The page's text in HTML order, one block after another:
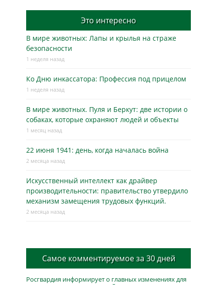
Это интересно
В мире животных: Лапы и крылья на страже
безопасности
1 неделя назад
Ко Дню инкассатора: Профессия под прицелом
1 неделя назад
В мире животных. Пуля и Беркут: две истории о
собаках, которые охраняют людей и объекты
1 месяц назад
22 июня 1941: день, когда началась война
2 месяца назад
Искусственный интеллект как драйвер
производительности: правительство утвердило
механизм замещения трудовых функций.
2 месяца назад
Самое комментируемое за 30 дней
Росгвардия информирует о главных изменениях для